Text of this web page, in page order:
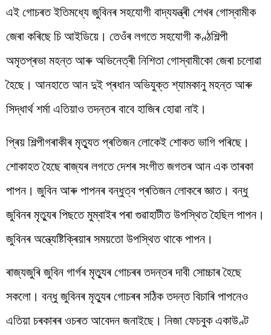
এই গোচৰত ইতিমধ্যে জুবিনৰ সহযোগী বাদ্যযন্ত্ৰী শেখৰ গোস্বামীক
জেৰা কৰিছে চি আইডিয়ে। তেওঁৰ লগতে সহযোগী কণ্ঠশিল্পী
অমৃতপ্ৰভা মহন্ত আৰু অভিনেত্ৰী নিশিতা গোস্বামীকো জেৰা চলোৱা
হৈছে। আনহাতে আন দুই প্ৰধান অভিযুক্ত শ্যামকানু মহন্ত আৰু
সিদ্ধাৰ্থ শৰ্মা এতিয়াও তদন্তৰ বাবে হাজিৰ হোৱা নাই।
প্ৰিয় শিল্পীগৰাকীৰ মৃত্যুত প্ৰতিজন লোকেই শোকত ভাগি পৰিছে।
শোকাহত হৈছে ৰাজ্যৰ লগতে দেশৰ সংগীত জগতৰ আন এক তাৰকা
পাপন। জুবিন আৰু পাপনৰ বন্ধুত্ব প্ৰতিজন লোকৰে জ্ঞাত। বন্ধু
জুবিনৰ মৃত্যুৰ পিছতে মুম্বাইৰ পৰা গুৱাহাটীত উপস্থিত হৈছিল পাপন।
জুবিনৰ অন্ত্যেষ্টিক্ৰিয়াৰ সময়তো উপস্থিত থাকে পাপন।
ৰাজ্যজুৰি জুবিন গাৰ্গৰ মৃত্যুৰ গোচৰৰ তদন্তৰ দাবী সোচ্চাৰ হৈছে
সকলো। বন্ধু জুবিনৰ মৃত্যুৰ গোচৰৰ সঠিক তদন্ত বিচাৰি পাপনেও
এতিয়া চৰকাৰৰ ওচৰত আবেদন জনাইছে। নিজা ফেচবুক একাউণ্ট